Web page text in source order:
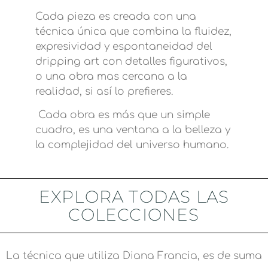
Cada pieza es creada con una
técnica única que combina la fluidez,
expresividad y espontaneidad del
dripping art con detalles figurativos,
o una obra mas cercana a la
realidad, si así lo prefieres.
Cada obra es más que un simple
cuadro, es una ventana a la belleza y
la complejidad del universo humano.
EXPLORA TODAS LAS
COLECCIONES
La técnica que utiliza Diana Francia, es de suma